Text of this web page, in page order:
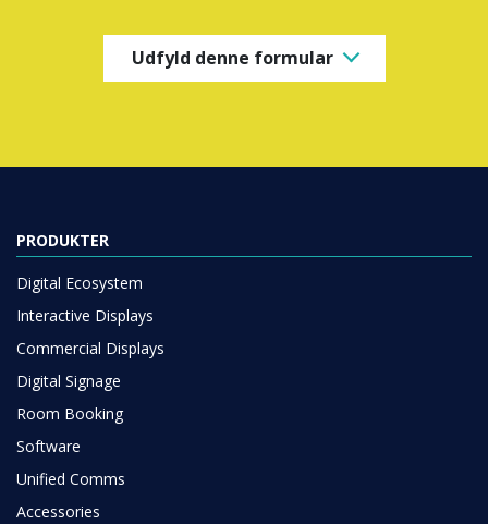
Udfyld denne formular
PRODUKTER
Digital Ecosystem
Interactive Displays
Commercial Displays
Digital Signage
Room Booking
Software
Unified Comms
Accessories